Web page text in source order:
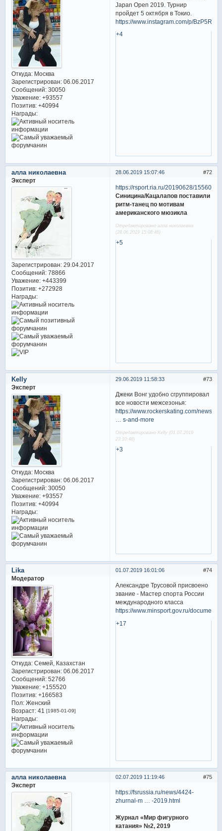
Откуда:Москва
Зарегистрирован: 06.06.2017
Сообщений:30050
Уважение: +93557
Позитив: +40994
Награды:
Japan Open 2019. Турнир
пройдет 5 октября в Токио.
https://www.instagram.com/p/
+4
72
28.06.2019 15:07:46
алла николаевна
Эксперт
Зарегистрирован: 29.04.2017
Сообщений:78866
Уважение: +443399
Позитив: +272928
Награды:
https://rsport.ria.ru/20190628/
Синицина/Кацалапов поставили
ритм-танец по мотивам
американского мюзикла
Отредактировано алла николаевна
(28.06.2019 15:08:46)
+5
73
29.06.2019 11:58:33
Kelly
Эксперт
Откуда:Москва
Зарегистрирован: 06.06.2017
Сообщений:30050
Уважение: +93557
Позитив: +40994
Награды:
Джеки Вонг удобно сгруппировал
все новости межсезонья:
https://www.rockerskating.com/news/
… s-and-more
Отредактировано Kelly (01.07.2019
23:10:48)
+3
74
01.07.2019 16:01:06
Lika
Модератор
Откуда:Семей, Казахстан
Зарегистрирован: 06.06.2017
Сообщений:52766
Уважение: +155520
Позитив: +166583
Пол:Женский
Возраст:41 [1985-01-09]
Награды:
Александре Трусовой присвоено
звание - Мастер спорта России
международного класса
https://www.minsport.gov.ru/
+17
75
02.07.2019 11:19:46
алла николаевна
Эксперт
https://fsrussia.ru/news/4424-
zhurnal-m … -2019.html
Журнал «Мир фигурного
катания» №2, 2019